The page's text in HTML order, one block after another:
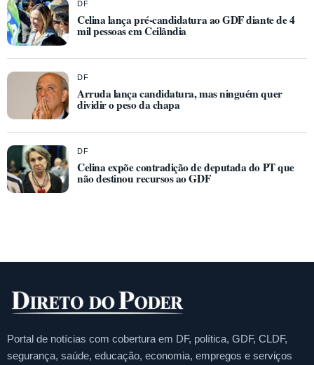
DF
Celina lança pré-candidatura ao GDF diante de 4
mil pessoas em Ceilândia
DF
Arruda lança candidatura, mas ninguém quer
dividir o peso da chapa
DF
Celina expõe contradição de deputada do PT que
não destinou recursos ao GDF
Portal de notícias com cobertura em DF, política, GDF, CLDF,
segurança, saúde, educação, economia, empregos e serviços